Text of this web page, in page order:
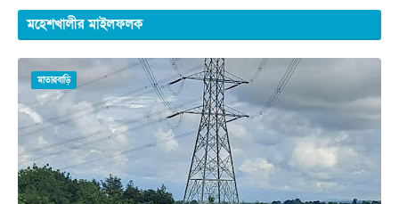
মহেশখালীর মাইলফলক
মাতারবাড়ি